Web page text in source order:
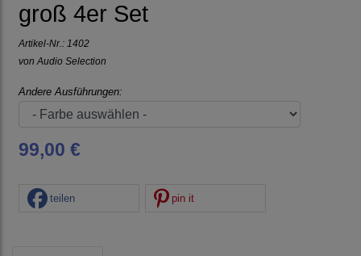
groß 4er Set
Artikel-Nr.: 1402
von Audio Selection
Andere Ausführungen:
99,00 €
teilen pin it